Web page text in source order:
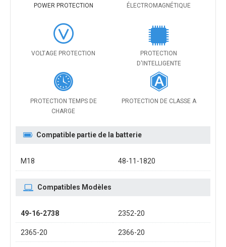
POWER PROTECTION ÉLECTROMAGNÉTIQUE
VOLTAGE PROTECTION
PROTECTION
D'INTELLIGENTE
PROTECTION TEMPS DE
CHARGE
PROTECTION DE CLASSE A
Compatible partie de la batterie
M18 48-11-1820
Compatibles Modèles
49-16-2738 2352-20
2365-20 2366-20